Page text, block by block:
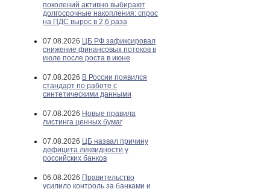
поколений активно выбирают
долгосрочные накопления: спрос
на ПДС вырос в 2,6 раза
07.08.2026 ЦБ РФ зафиксировал
снижение финансовых потоков в
июле после роста в июне
07.08.2026 В России появился
стандарт по работе с
синтетическими данными
07.08.2026 Новые правила
листинга ценных бумаг
07.08.2026 ЦБ назвал причину
дефицита ликвидности у
российских банков
06.08.2026 Правительство
усилило контроль за банками и